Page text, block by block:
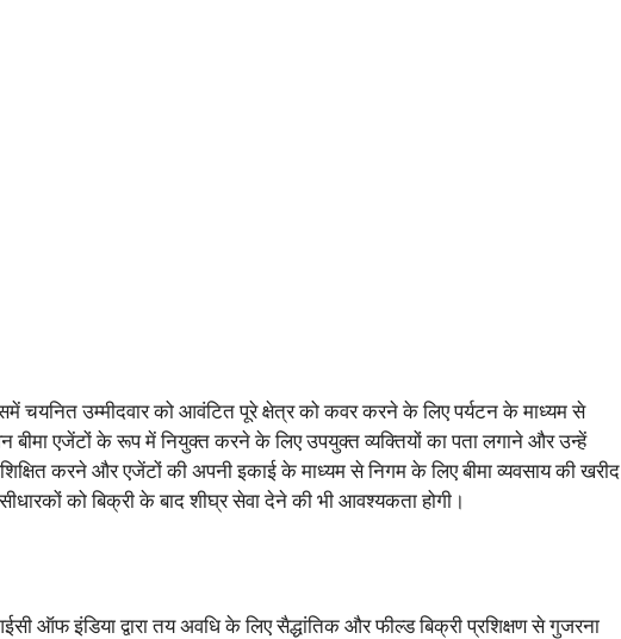
चयनित उम्मीदवार को आवंटित पूरे क्षेत्र को कवर करने के लिए पर्यटन के माध्यम से
बीमा एजेंटों के रूप में नियुक्त करने के लिए उपयुक्त व्यक्तियों का पता लगाने और उन्हें
करने और एजेंटों की अपनी इकाई के माध्यम से निगम के लिए बीमा व्यवसाय की खरीद
को बिक्री के बाद शीघ्र सेवा देने की भी आवश्यकता होगी।
ऑफ इंडिया द्वारा तय अवधि के लिए सैद्धांतिक और फील्ड बिक्री प्रशिक्षण से गुजरना